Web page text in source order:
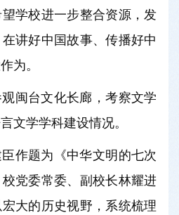
学校进一步整合资源，发
讲好中国故事、传播好中
为。
闽台文化长廊，考察文学
文学学科建设情况。
作题为《中华文明的七次
党委常委、副校长林耀进
大的历史视野，系统梳理